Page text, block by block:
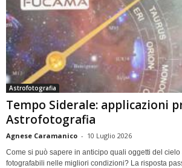
Astrofotografia
Tempo Siderale: applicazioni
Astrofotografia
Agnese Caramanico - 10 Luglio 2026
Come si può sapere in anticipo quali oggetti del
fotografabili nelle migliori condizioni? La risposta